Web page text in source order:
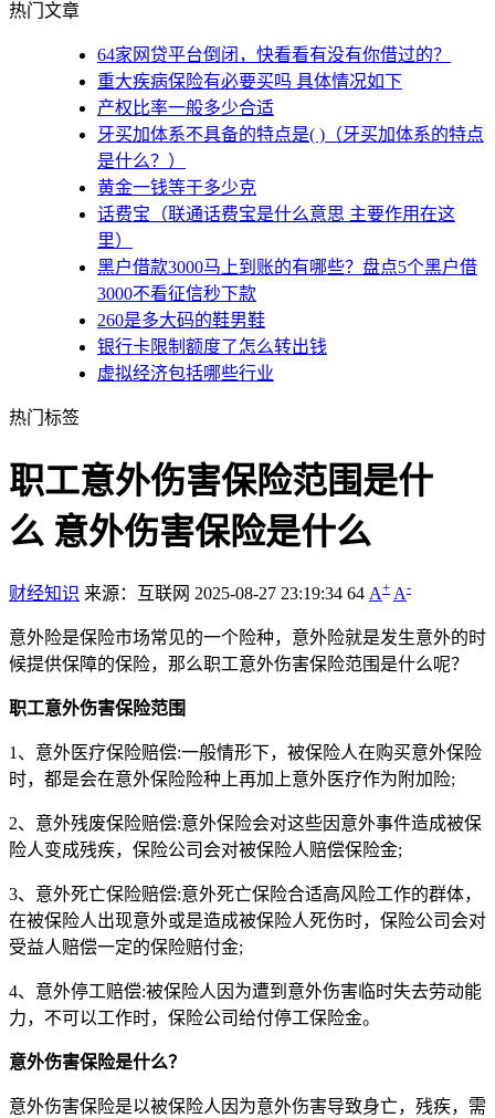
热门文章
64家网贷平台倒闭，快看看有没有你借过的？
重大疾病保险有必要买吗 具体情况如下
产权比率一般多少合适
牙买加体系不具备的特点是( )（牙买加体系的特点
是什么？）
黄金一钱等于多少克
话费宝（联通话费宝是什么意思 主要作用在这
里）
黑户借款3000马上到账的有哪些？盘点5个黑户借
3000不看征信秒下款
260是多大码的鞋男鞋
银行卡限制额度了怎么转出钱
虚拟经济包括哪些行业
热门标签
职工意外伤害保险范围是什
么 意外伤害保险是什么
财经知识 来源：互联网 2025-08-27 23:19:34 64 A+ A-
意外险是保险市场常见的一个险种，意外险就是发生意外的时
候提供保障的保险，那么职工意外伤害保险范围是什么呢？
职工意外伤害保险范围
1、意外医疗保险赔偿:一般情形下，被保险人在购买意外保险
时，都是会在意外保险险种上再加上意外医疗作为附加险;
2、意外残废保险赔偿:意外保险会对这些因意外事件造成被保
险人变成残疾，保险公司会对被保险人赔偿保险金;
3、意外死亡保险赔偿:意外死亡保险合适高风险工作的群体，
在被保险人出现意外或是造成被保险人死伤时，保险公司会对
受益人赔偿一定的保险赔付金;
4、意外停工赔偿:被保险人因为遭到意外伤害临时失去劳动能
力，不可以工作时，保险公司给付停工保险金。
意外伤害保险是什么？
意外伤害保险是以被保险人因为意外伤害导致身亡，残疾，需